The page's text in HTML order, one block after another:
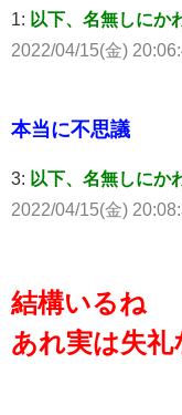
1: 以下、名無しにか
2022/04/15(金)
本当に不思議
3: 以下、名無しにか
2022/04/15(金)
結構いるね
あれ実は失